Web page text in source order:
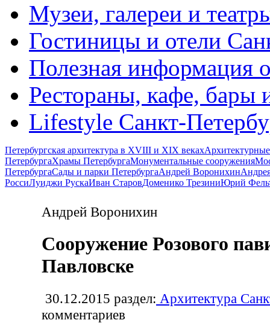
Музеи, галереи и
Гостиницы и отели
Полезная информация
Рестораны, кафе, бары
Lifestyle Санкт-
Петербургская архитектура в XVIII и XIX веках
ПетербургаХрамы ПетербургаМонументальные сооружения
ПетербургаСады и парки ПетербургаАндрей Воронихин
РоссиЛуиджи РускаИван СтаровДоменико ТрезиниЮрий
Андрей Воронихин
Сооружение Розового
Павловске
30.12.2015 раздел: Архитектура
комментариев